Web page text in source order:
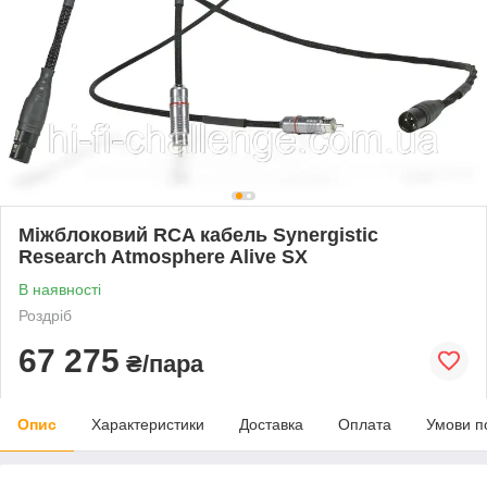
Міжблоковий RCA кабель Synergistic
Research Atmosphere Alive SX
В наявності
Роздріб
67 275 ₴/пара
Опис Характеристики Доставка Оплата Умови